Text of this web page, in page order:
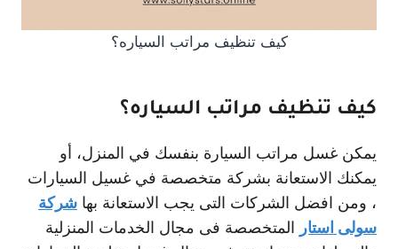
كيف تنظيف مراتب السياره؟
كيف تنظيف مراتب السياره؟
يمكن غسل مراتب السيارة بنفسك في المنزل، أو
يمكنك الاستعانة بشركة متخصصة في غسيل السيارات
، ومن افضل الشركات التى يجب الاستعانة بها شركة
سولى استار المتخصصة فى مجال الخدمات المنزلية